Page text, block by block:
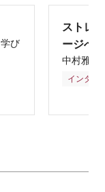
び
ストレ
ージへ
中村雅俊
インタビ